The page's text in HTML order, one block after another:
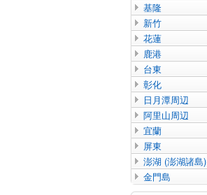
基隆
新竹
花蓮
鹿港
台東
彰化
日月潭周辺
阿里山周辺
宜蘭
屏東
澎湖 (澎湖諸島)
金門島